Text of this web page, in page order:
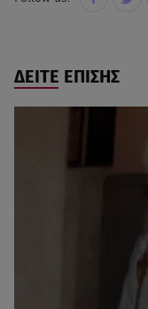
ΔΕΙΤΕ ΕΠΙΣΗΣ